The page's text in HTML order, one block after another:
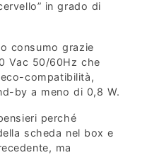
in grado di
consumo grazie
Vac 50/60Hz che
compatibilità,
by a meno di 0,8 W.
perché
scheda nel box e
ma